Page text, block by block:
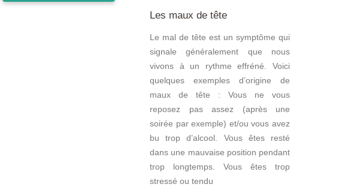
Les maux de tête
Le mal de tête est un symptôme qui
signale généralement que nous
vivons à un rythme effréné. Voici
quelques exemples d’origine de
maux de tête : Vous ne vous
reposez pas assez (après une
soirée par exemple) et/ou vous avez
bu trop d’alcool. Vous êtes resté
dans une mauvaise position pendant
trop longtemps. Vous êtes trop
stressé ou tendu